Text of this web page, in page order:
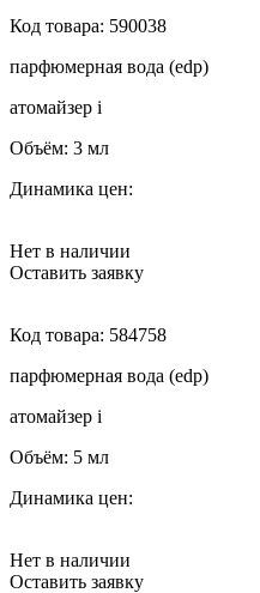
Код товара: 590038
парфюмерная вода (edp)
атомайзер i
Объём: 3 мл
Динамика цен:
Нет в наличии
Оставить заявку
Код товара: 584758
парфюмерная вода (edp)
атомайзер i
Объём: 5 мл
Динамика цен:
Нет в наличии
Оставить заявку